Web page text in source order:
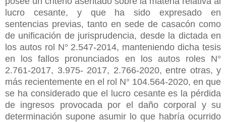
lucro cesante, y que ha sido expresado en
sentencias previas, tanto en sede de casacón como
de unificación de jurisprudencia, desde la dictada en
los autos rol N° 2.547-2014, manteniendo dicha tesis
en los fallos pronunciados en los autos roles N°
2.761-2017, 3.975- 2017, 2.766-2020, entre otras, y
más recientemente en el rol N° 104.564-2020, en que
se ha considerado que el lucro cesante es la pérdida
de ingresos provocada por el daño corporal y su
determinación supone asumir lo que habría ocurrido